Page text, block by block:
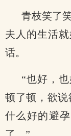
青枝笑了
夫人的生活
话。
“也好，
顿了顿，欲
什么好的避